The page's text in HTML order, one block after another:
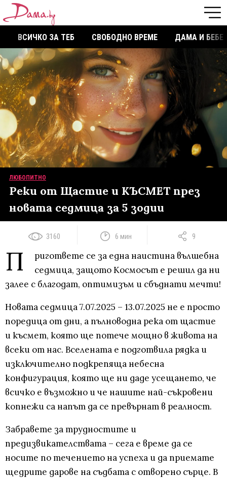
ВСИЧКО ЗА ТЕБ СВОБОДНО ВРЕМЕ ДАМА И БЕБЕ
ЛЮБОПИТНО
Реки от Щастие и КЪСМЕТ през
новата седмица за 5 зодии
3160 6 мин 9
П
ригответе се за една наистина вълшебна
седмица, защото Космосът е решил да ни
залее с благодат, оптимизъм и сбъднати мечти!
Новата седмица 7.07.2025 – 13.07.2025 не е просто
поредица от дни, а пълноводна река от щастие
и късмет, която ще потече мощно в живота на
всеки от нас. Вселената е подготвила рядка и
изключително подкрепяща небесна
конфигурация, която ще ни даде усещането, че
всичко е възможно и че нашите най-съкровени
копнежи са напът да се превърнат в реалност.
Забравете за трудностите и
предизвикателствата – сега е време да се
носите по течението на успеха и да приемате
щедрите дарове на съдбата с отворено сърце. В